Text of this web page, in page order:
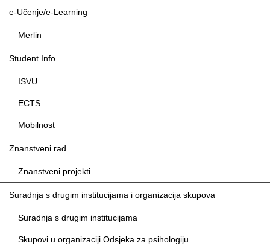
e-Učenje/e-Learning
Merlin
Student Info
ISVU
ECTS
Mobilnost
Znanstveni rad
Znanstveni projekti
Suradnja s drugim institucijama i organizacija skupova
Suradnja s drugim institucijama
Skupovi u organizaciji Odsjeka za psihologiju